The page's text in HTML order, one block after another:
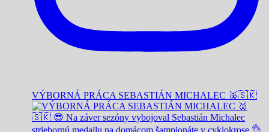
VÝBORNÁ PRÁCA SEBASTIÁN MICHALEC 🥈🇸🇰